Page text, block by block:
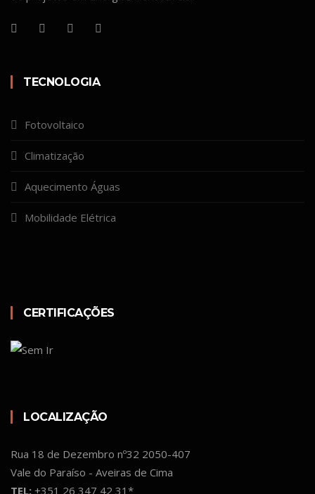
TECNOLOGIA
Fotovoltaico
Climatização
Aquecimento Águas
Mobilidade Elétrica
CERTIFICAÇÕES
LOCALIZAÇÃO
Rua 18 de Dezembro nº32 2050-407
Vale do Paraíso - Aveiras de Cima
TEL: +351 26 347 42 31*